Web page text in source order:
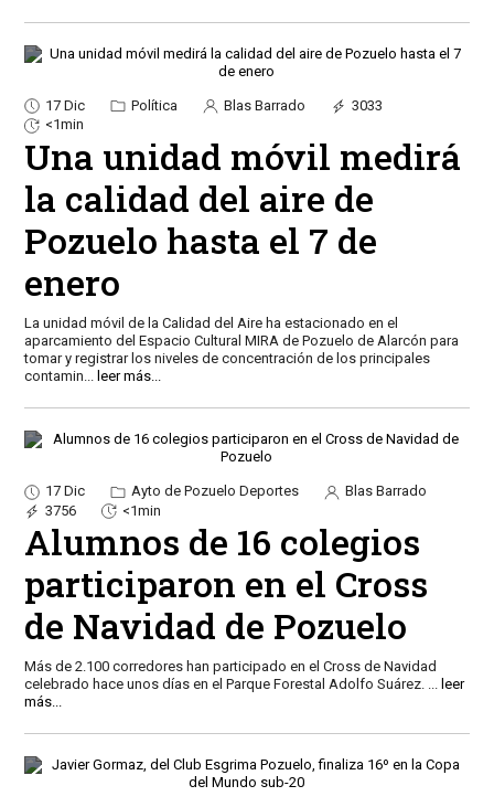
17 Dic Política Blas Barrado
3033
<1min
Una unidad móvil medirá
la calidad del aire de
Pozuelo hasta el 7 de
enero
La unidad móvil de la Calidad del Aire ha estacionado en el
aparcamiento del Espacio Cultural MIRA de Pozuelo de Alarcón para
tomar y registrar los niveles de concentración de los principales
contamin
leer más...
17 Dic Ayto de Pozuelo Deportes
Blas Barrado
3756
<1min
Alumnos de 16 colegios
participaron en el Cross
de Navidad de Pozuelo
Más de 2.100 corredores han participado en el Cross de Navidad
celebrado hace unos días en el Parque Forestal Adolfo Suárez. ... leer
más...